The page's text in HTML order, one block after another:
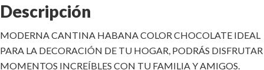
Descripción
MODERNA CANTINA HABANA COLOR CHOCOLATE IDEAL
PARA LA DECORACIÓN DE TU HOGAR, PODRÁS DISFRUTAR
MOMENTOS INCREÍBLES CON TU FAMILIA Y AMIGOS.